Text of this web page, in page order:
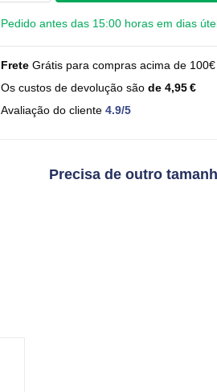
Pedido antes das 15:00 horas em dias
FreteGrátis para compras acima de
Os custos de devolução são de 4,95 €
Avaliação do cliente 4.9/5
Precisa de outro